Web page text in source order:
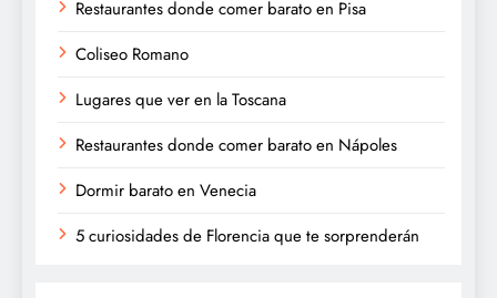
Restaurantes donde comer barato en Pisa
Coliseo Romano
Lugares que ver en la Toscana
Restaurantes donde comer barato en Nápoles
Dormir barato en Venecia
5 curiosidades de Florencia que te sorprenderán